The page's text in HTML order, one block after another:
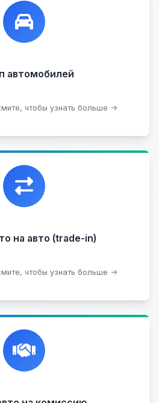
автомобилей
чтобы узнать больше →
по выкупу автомобилей,
любых:
Проблемные
стоимость
на авто (trade-in)
чтобы узнать больше →
обменять ваш
доплатой, подобрав вам
вариант.
авто
экспертиза, реклама,
подготовка документов,
сделки.